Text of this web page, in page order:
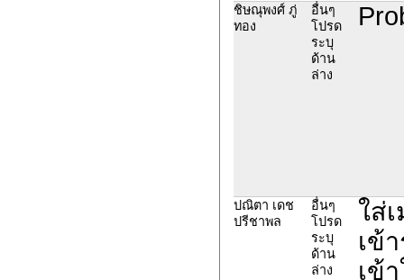
ชิษณุพงศ์ ภู่
ทอง
อื่นๆ
โปรด
ระบุ
ด้าน
ล่าง
ปณิตา เดช
ปรีชาพล
อื่นๆ
โปรด
ระบุ
ด้าน
ล่าง
ใส่
เข้
เข้